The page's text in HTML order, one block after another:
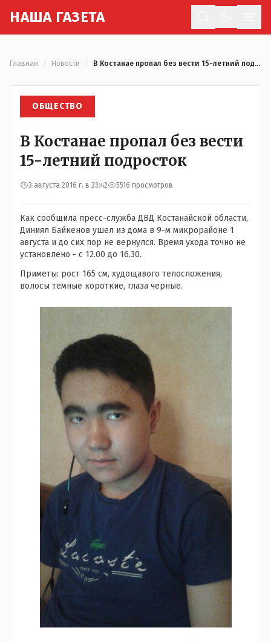
НАША ГАЗЕТА
Главная Новости В Костанае пропал без вести 15-летний подросток
ОБЩЕСТВО
В Костанае пропал без вести
15-летний подросток
3 августа 2016 г. в 23:42 5516 просмотров
Как сообщила пресс-служба ДВД Костанайской области,
Диниял Байкенов ушел из дома в 9-м микрорайоне 1
августа и до сих пор не вернулся. Время ухода точно не
установлено - с 12.00 до 16.30.
Приметы: рост 165 см, худощавого телосложения,
волосы темные короткие, глаза черные.